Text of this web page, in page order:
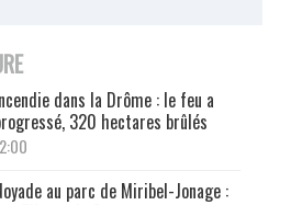
dans la Drôme : le feu a
320 hectares brûlés
au parc de Miribel-Jonage :